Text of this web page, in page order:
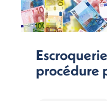
procédure